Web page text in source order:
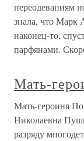
переодеваниям
знала, что Марк
наконец-то,
парфянами.
Мать-
Мать-героиня
Николаевна
разряду